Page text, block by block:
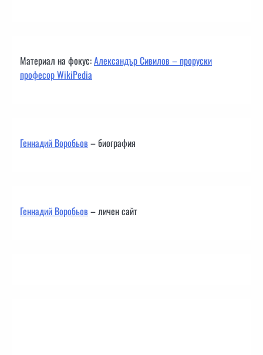
Материал на фокус:Александър Сивилов – проруски
професор WikiPedia
Геннадий Воробьов– биография
Геннадий Воробьов– личен сайт